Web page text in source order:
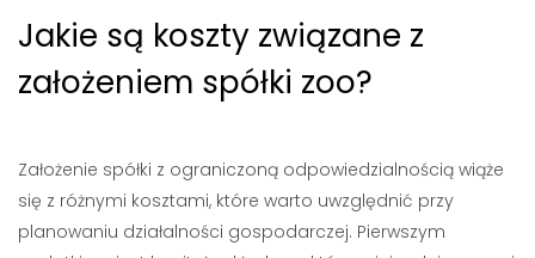
Jakie są koszty związane z
założeniem spółki zoo?
Założenie spółki z ograniczoną odpowiedzialnością wiąże
się z różnymi kosztami, które warto uwzględnić przy
planowaniu działalności gospodarczej. Pierwszym